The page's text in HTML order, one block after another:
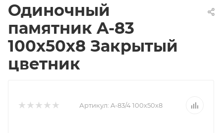
Одиночный
памятник A-83
100х50х8 Закрытый
цветник
Артикул: A-83/4 100х50х8